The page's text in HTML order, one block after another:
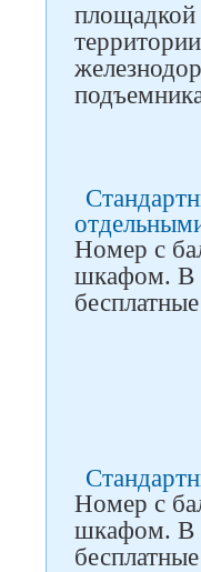
площадкой
Номер с
шкафом. В
Номер с
шкафом. В
Следите